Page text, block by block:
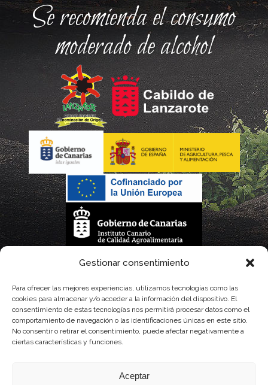
Gestionar consentimiento
Para ofrecer las mejores experiencias, utilizamos tecnologías como las
cookies para almacenar y/o acceder a la información del dispositivo. El
consentimiento de estas tecnologías nos permitirá procesar datos como el
comportamiento de navegación o las identificaciones únicas en este sitio.
No consentir o retirar el consentimiento, puede afectar negativamente a
ciertas características y funciones.
Aceptar
Se recomienda el consumo
moderado de alcohol
La gestión de la DOP Lanzarote realizada por este Consejo Regulador es financiada,
con fondos provenientes del presupuesto de gastos del Instituto Canario de
Calidad Agroalimentaria